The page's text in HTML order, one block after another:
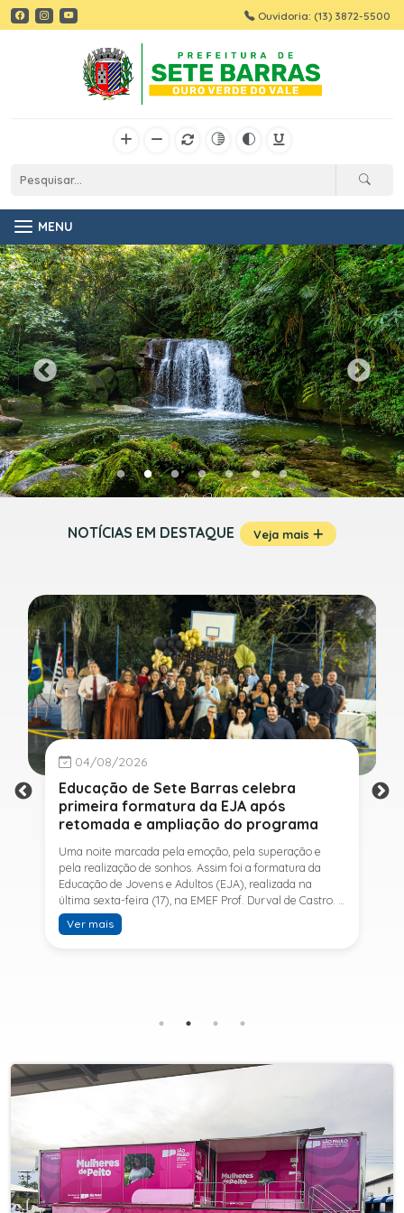
Ouvidoria: (13) 3872-5500
MENU
NOTÍCIAS EM DESTAQUE Veja mais
04/08/2026
Educação de Sete Barras celebra
primeira formatura da EJA após
retomada e ampliação do programa
Uma noite marcada pela emoção, pela superação e
pela realização de sonhos. Assim foi a formatura da
Educação de Jovens e Adultos (EJA), realizada na
última sexta-feira (17), na EMEF Prof. Durval de Castro. A
cerimônia celebrou a conclusão dos estudos de 53
alunos e entrou para a história ao marcar a primeira
SESI, ampliando o acesso à educação e oferecendo uma
retomar os estudos.A última turma da Educação de
Jovens e Adultos formada pelo município foi em 2016,
oferecida em Sete Barras e, a partir de agosto de 2025,
passou por uma importante ampliação. Em parceria
com o SESI, a Prefeitura passou a disponibilizar também
o Ensino Fundamental II (6º ao 9º ano) e o Ensino
Médio, ampliando significativamente as oportunidades
para que jovens e adultos concluam sua formação.A
Ver mais